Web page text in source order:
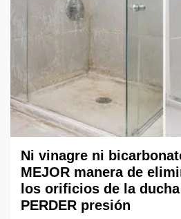
Ni vinagre ni
MEJOR manera de
los orificios de la
PERDER presión